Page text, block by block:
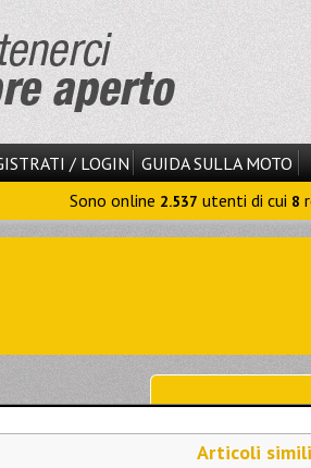
/ LOGIN GUIDA SULLA MOTO
Sono online 2.537 utenti di cui 8
Articoli